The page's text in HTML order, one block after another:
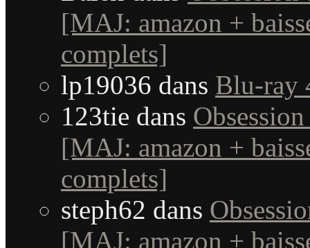
[MAJ: amazon +
complets]
lp19036 dans Blu-ray
123tie dans
[MAJ: amazon +
complets]
steph62 dans
[MAJ: amazon +